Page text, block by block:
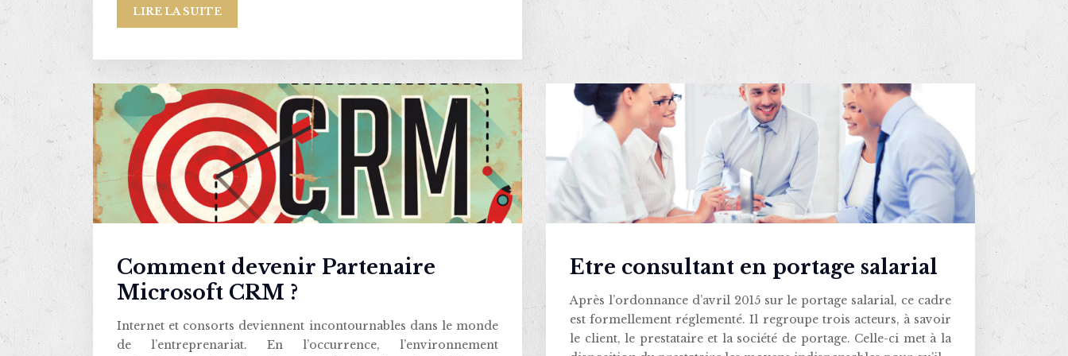
LIRE LA SUITE
Comment devenir Partenaire
Microsoft CRM ?
Internet et consorts deviennent incontournables dans le monde
de l’entreprenariat. En l’occurrence, l’environnement
Etre consultant en portage salarial
Après l’ordonnance d’avril 2015 sur le portage salarial, ce cadre
est formellement réglementé. Il regroupe trois acteurs, à savoir
le client, le prestataire et la société de portage. Celle-ci met à la